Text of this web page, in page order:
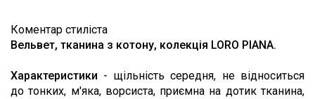
Коментар стиліста
Вельвет, тканина з котону, колекція LORO PIANA.
Характеристики - щільність середня, не відноситься
до тонких, м'яка, ворсиста, приємна на дотик тканина,